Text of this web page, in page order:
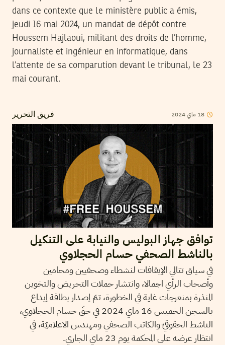
dans ce contexte que le ministère public a émis,
jeudi 16 mai 2024, un mandat de dépôt contre
Houssem Hajlaoui, militant des droits de l’homme,
journaliste et ingénieur en informatique, dans
l’attente de sa comparution devant le tribunal, le 23
mai courant.
فريق التحرير 18 ماي2024
توافق جهاز البوليس والنيابة على التنكيل
بالناشط الصحفي حسام الحجلاوي
في سياق تتالي الإيقافات لنشطاء وصحفيين ومحامين
وأصحاب الرأي اجمالا، وانتشار حملات التحريض والتخوين
المنذرة بمنعرجات غاية في الخطورة، تمّ إصدار بطاقة إيداع
بالسجن الخميس 16 ماي 2024 في حقّ حسام الحجلاوي،
الناشط الحقوقيّ والكاتب الصحفي ومهندس الاعلاميّة، في
انتظار عرضه على المحكمة يوم 23 ماي الجاري.